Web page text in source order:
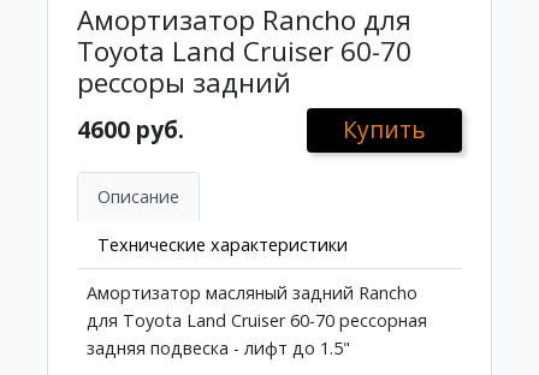
Амортизатор Rancho для
Toyota Land Cruiser 60-70
рессоры задний
4600 руб. Купить
Описание
Технические характеристики
Амортизатор масляный задний Rancho
для Toyota Land Cruiser 60-70 рессорная
задняя подвеска - лифт до 1.5"